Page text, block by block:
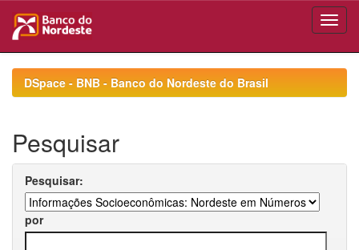
navigationDSpace - BNB - Banco do Nordeste do Brasil
Pesquisar
Pesquisar:
por